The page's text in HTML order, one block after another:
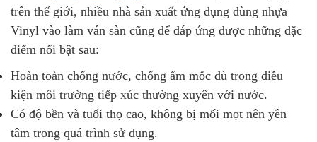
trên thế giới, nhiều nhà sản xuất ứng dụng dùng nhựa
Vinyl vào làm ván sàn cũng để đáp ứng được những đặc
điểm nổi bật sau:
Hoàn toàn chống nước, chống ẩm mốc dù trong điều
kiện môi trường tiếp xúc thường xuyên với nước.
Có độ bền và tuổi thọ cao, không bị mối mọt nên yên
tâm trong quá trình sử dụng.